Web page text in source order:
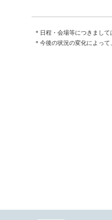
＊日程・会場等につきまして
＊今後の状況の変化によっ